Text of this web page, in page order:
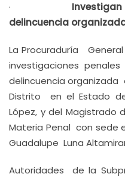
·
delincuencia
La Procuraduría
investigaciones
delincuencia
Distrito en el Estado
López, y del Magistrado
Materia Penal con sede
Guadalupe Luna
Autoridades de la